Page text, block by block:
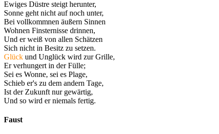
Ewiges Düstre steigt herunter,
Sonne geht nicht auf noch unter,
Bei vollkommnen äußern Sinnen
Wohnen Finsternisse drinnen,
Und er weiß von allen Schätzen
Sich nicht in Besitz zu setzen.
Glück und Unglück wird zur Grille,
Er verhungert in der Fülle;
Sei es Wonne, sei es Plage,
Schieb er's zu dem andern Tage,
Ist der Zukunft nur gewärtig,
Und so wird er niemals fertig.
Faust